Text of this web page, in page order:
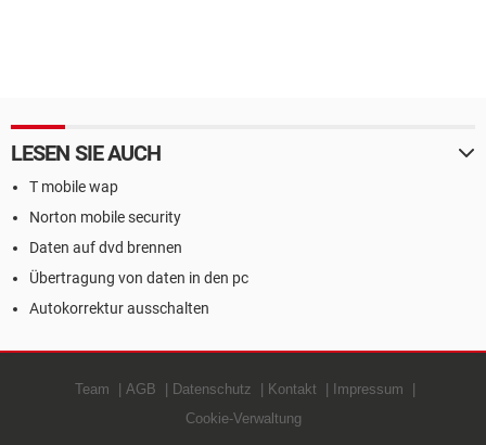
LESEN SIE AUCH
T mobile wap
Norton mobile security
Daten auf dvd brennen
Übertragung von daten in den pc
Autokorrektur ausschalten
Team AGB Datenschutz Kontakt
Impressum
Cookie-Verwaltung